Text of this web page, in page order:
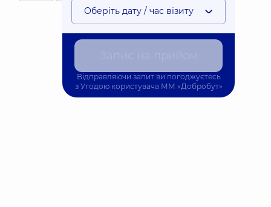
Оберіть дату / час візиту
Відправляючи запит ви погоджуєтесь
з Угодою користувача ММ «Добробут»